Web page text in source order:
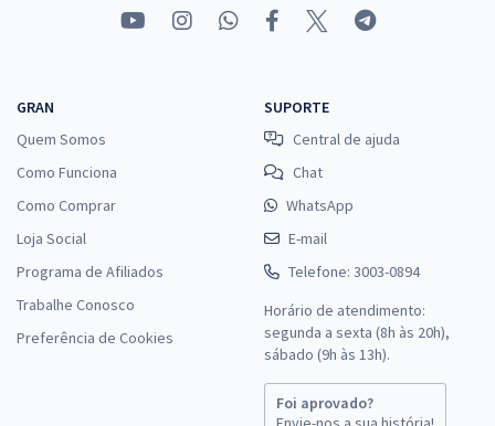
GRAN
Quem Somos
Como Funciona
Como Comprar
Loja Social
Programa de Afiliados
Trabalhe Conosco
Preferência de Cookies
SUPORTE
Central de ajuda
Chat
WhatsApp
E-mail
Telefone: 3003-0894
Horário de atendimento:
segunda a sexta (8h às 20h),
sábado (9h às 13h).
Foi aprovado?